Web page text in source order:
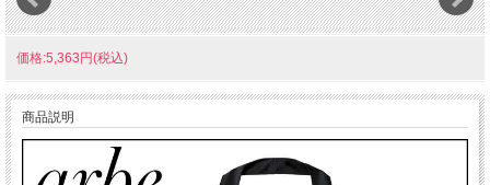
価格:5,363円(税込)
商品説明